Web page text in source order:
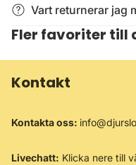
Vart returnerar jag
Fler favoriter till
Kontakt
Kontakta oss:
Livechatt: Klicka nere till